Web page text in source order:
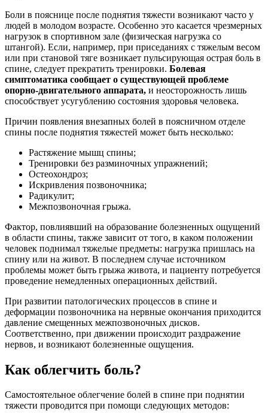
Боли в пояснице после поднятия тяжести возникают часто у
людей в молодом возрасте. Особенно это касается чрезмерных
нагрузок в спортивном зале (физическая нагрузка со
штангой). Если, например, при приседаниях с тяжелым весом
или при становой тяге возникает пульсирующая острая боль в
спине, следует прекратить тренировки. Болевая
симптоматика сообщает о существующей проблеме
опорно-двигательного аппарата, и неосторожность лишь
способствует усугублению состояния здоровья человека.
Причин появления внезапных болей в поясничном отделе
спины после поднятия тяжестей может быть несколько:
Растяжение мышц спины;
Тренировки без разминочных упражнений;
Остеохондроз;
Искривления позвоночника;
Радикулит;
Межпозвоночная грыжа.
Фактор, повлиявший на образование болезненных ощущений
в области спины, также зависит от того, в каком положении
человек поднимал тяжелые предметы: нагрузка пришлась на
спину или на живот. В последнем случае источником
проблемы может быть грыжа живота, и пациенту потребуется
проведение немедленных операционных действий.
При развитии патологических процессов в спине и
деформации позвоночника на нервные окончания приходится
давление смещенных межпозвоночных дисков.
Соответственно, при движении происходит раздражение
нервов, и возникают болезненные ощущения.
Как облегчить боль?
Самостоятельное облегчение болей в спине при поднятии
тяжести проводится при помощи следующих методов: